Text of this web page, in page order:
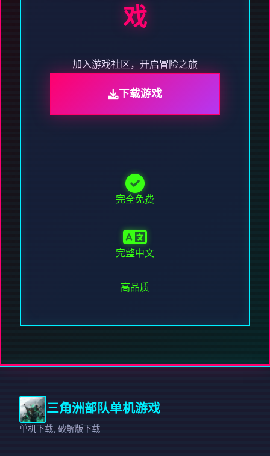
戏
加入游戏社区，开启冒险之旅
下载游戏
完全免费
完整中文
高品质
三角洲部队单机游戏
单机下载,破解版下载